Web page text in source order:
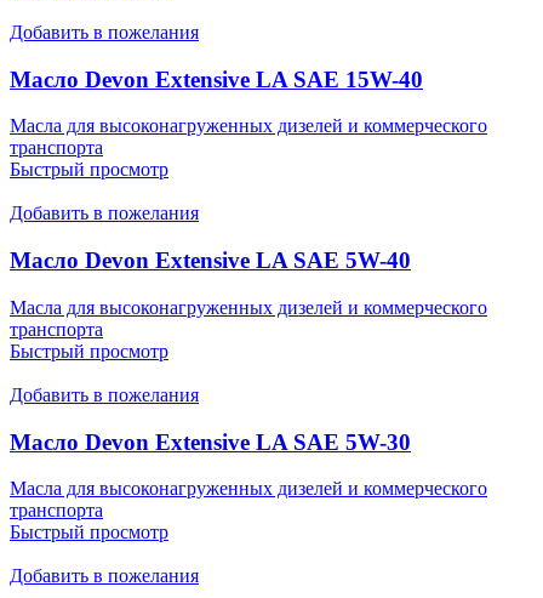
Добавить в пожелания
Масло Devon Extensive LA SAE 15W-40
Масла для высоконагруженных дизелей и коммерческого
транспорта
Быстрый просмотр
Добавить в пожелания
Масло Devon Extensive LA SAE 5W-40
Масла для высоконагруженных дизелей и коммерческого
транспорта
Быстрый просмотр
Добавить в пожелания
Масло Devon Extensive LA SAE 5W-30
Масла для высоконагруженных дизелей и коммерческого
транспорта
Быстрый просмотр
Добавить в пожелания